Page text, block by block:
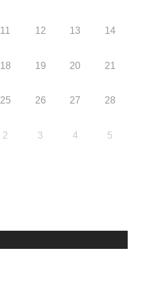
11 12 13 14
18 19 20 21
25 26 27 28
2 3 4 5